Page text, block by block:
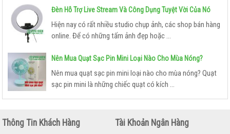
Đèn Hỗ Trợ Live Stream Và Công Dụng Tuyệt Vời Của Nó
Hiện nay có rất nhiều studio chụp ảnh, các shop bán hàng
online. Để có những tấm ảnh đẹp hoặc ...
Nên Mua Quạt Sạc Pin Mini Loại Nào Cho Mùa Nóng?
Nên mua quạt sạc pin mini loại nào cho mùa nóng? Quạt
sạc pin mini là những chiếc quạt có kích ...
Thông Tin Khách Hàng Tài Khoản Ngân Hàng